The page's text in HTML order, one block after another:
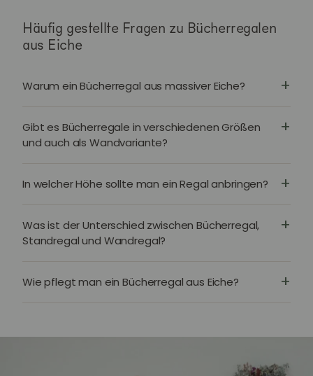
Häufig gestellte Fragen zu Bücherregalen
aus Eiche
Warum ein Bücherregal aus massiver Eiche?
Gibt es Bücherregale in verschiedenen Größen
und auch als Wandvariante?
In welcher Höhe sollte man ein Regal anbringen?
Was ist der Unterschied zwischen Bücherregal,
Standregal und Wandregal?
Wie pflegt man ein Bücherregal aus Eiche?